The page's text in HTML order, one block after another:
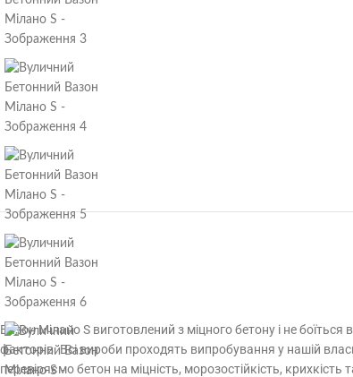
Вазон Мілано S виготовлений з міцного бетону і не
факторів. Всі вироби проходять випробування у нашій
перевіряємо бетон на міцність, морозостійкість, крихкість